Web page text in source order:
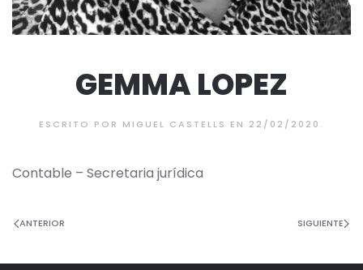
GEMMA LOPEZ
ESCRITO POR MIGUEL CASTELLS EN 22/02/2020 .
Contable – Secretaria jurídica
ANTERIOR SIGUIENTE